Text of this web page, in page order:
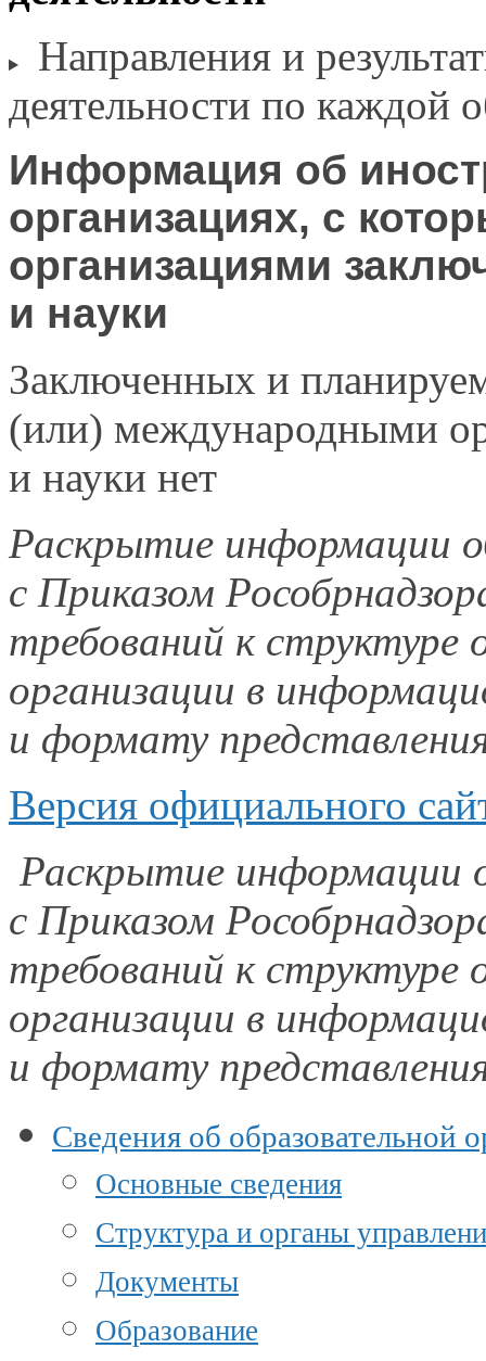
Направления и
деятельности по каждой
Информация об
организациях, с
организациями
и науки
Заключенных и
(или) международными
и науки нет
Раскрытие информации
с Приказом
требований к структуре
организации в
и формату
Версия официального
Раскрытие информации
с Приказом
требований к структуре
организации в
и формату
Сведения об образовательной
Основные сведения
Структура и органы
Документы
Образование